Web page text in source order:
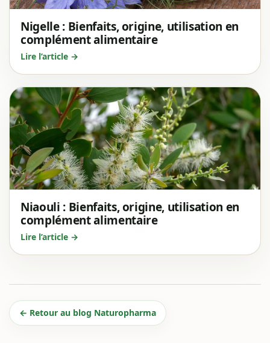
Nigelle : Bienfaits, origine, utilisation en
complément alimentaire
Lire l’article →
Niaouli : Bienfaits, origine, utilisation en
complément alimentaire
Lire l’article →
← Retour au blog Naturopharma